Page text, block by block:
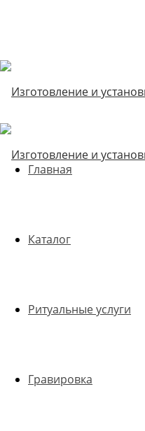
Главная
Каталог
Ритуальные услуги
Гравировка